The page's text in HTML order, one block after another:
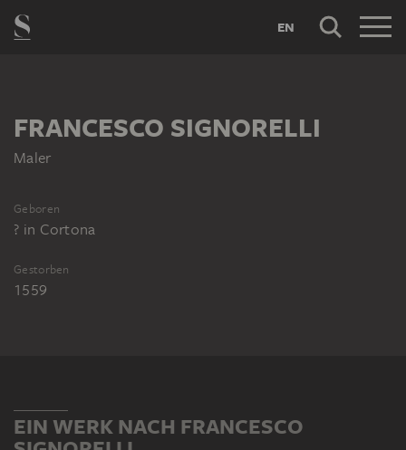
EN
FRANCESCO SIGNORELLI
Maler
Geboren
? in Cortona
Gestorben
1559
EIN WERK NACH FRANCESCO